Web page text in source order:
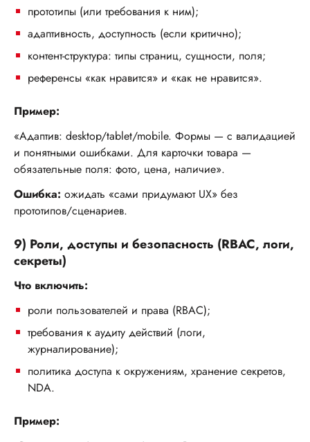
прототипы (или требования к ним);
адаптивность, доступность (если критично);
контент-структура: типы страниц, сущности, поля;
референсы «как нравится» и «как не нравится».
Пример:
«Адаптив: desktop/tablet/mobile. Формы — с валидацией
и понятными ошибками. Для карточки товара —
обязательные поля: фото, цена, наличие».
Ошибка: ожидать «сами придумают UX» без
прототипов/сценариев.
9) Роли, доступы и безопасность (RBAC, логи,
секреты)
Что включить:
роли пользователей и права (RBAC);
требования к аудиту действий (логи,
журналирование);
политика доступа к окружениям, хранение секретов,
NDA.
Пример:
Август 2026
ПН ВТ
27 28 29 30 31 1
2